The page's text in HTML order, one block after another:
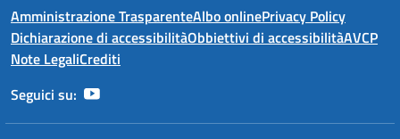
Amministrazione TrasparenteAlbo onlinePrivacy Policy
Dichiarazione di accessibilitàObbiettivi di accessibilitàAVCP
Note LegaliCrediti
Seguici su: